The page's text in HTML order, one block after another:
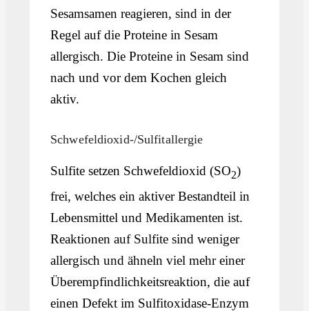
Sesamsamen reagieren, sind in der
Regel auf die Proteine in Sesam
allergisch. Die Proteine in Sesam sind
nach und vor dem Kochen gleich
aktiv.
Schwefeldioxid-/Sulfitallergie
Sulfite setzen Schwefeldioxid (SO2)
frei, welches ein aktiver Bestandteil in
Lebensmittel und Medikamenten ist.
Reaktionen auf Sulfite sind weniger
allergisch und ähneln viel mehr einer
Überempfindlichkeitsreaktion, die auf
einen Defekt im Sulfitoxidase-Enzym